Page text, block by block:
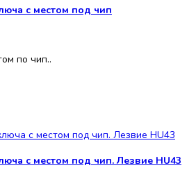
с местом под чип
по чип..
с местом под чип. Лезвие HU43